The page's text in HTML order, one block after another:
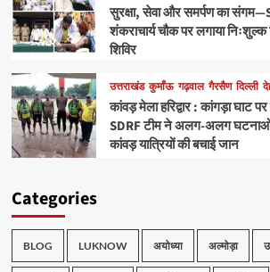
सुरक्षा, सेवा और समर्पण का
शंकराचार्य चौक पर लगाया निःशुल्क
शिविर
उत्तराखंड कुमाँऊ गढ़वाल गैरसैण दिल्ली
कांवड़ मेला हरिद्वार : कांगड़ा घाट
SDRF टीम ने अलग-अलग
कांवड़ यात्रियों की बचाई जान
Categories
BLOG LUKNOW अयोध्या अल्मोड़ा